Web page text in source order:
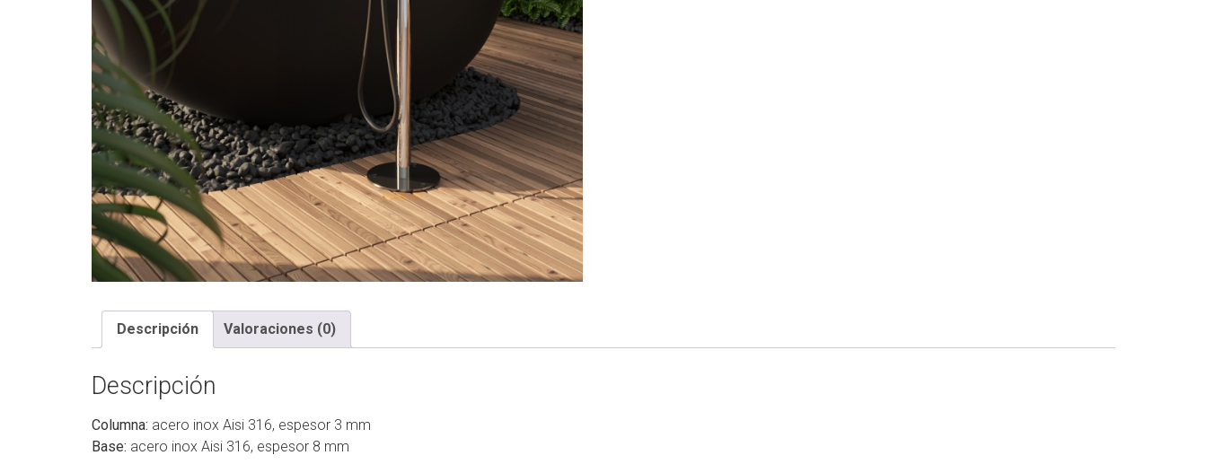
Descripción Valoraciones (0)
Descripción
Columna: acero inox Aisi 316, espesor 3 mm
Base: acero inox Aisi 316, espesor 8 mm